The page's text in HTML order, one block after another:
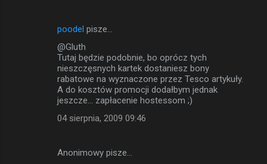
poodel pisze…
@Gluth
Tutaj będzie podobnie, bo oprócz tych
nieszczęsnych kartek dostaniesz bony
rabatowe na wyznaczone przez Tesco artykuły.
A do kosztów promocji dodałbym jednak
jeszcze... zapłacenie hostessom ;)
04 sierpnia, 2009 09:46
Anonimowy pisze…